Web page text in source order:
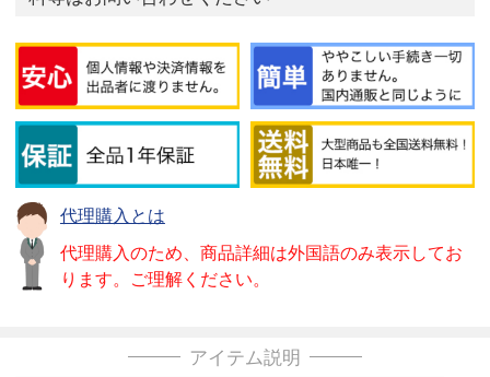
代理購入とは
代理購入のため、商品詳細は外国語のみ表示してお
ります。ご理解ください。
アイテム説明